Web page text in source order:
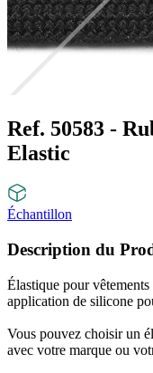
Ref. 50583 -
Elastic
Échantillon
Description du
Élastique pour
application de silicone
Vous pouvez choisir un
avec votre marque ou